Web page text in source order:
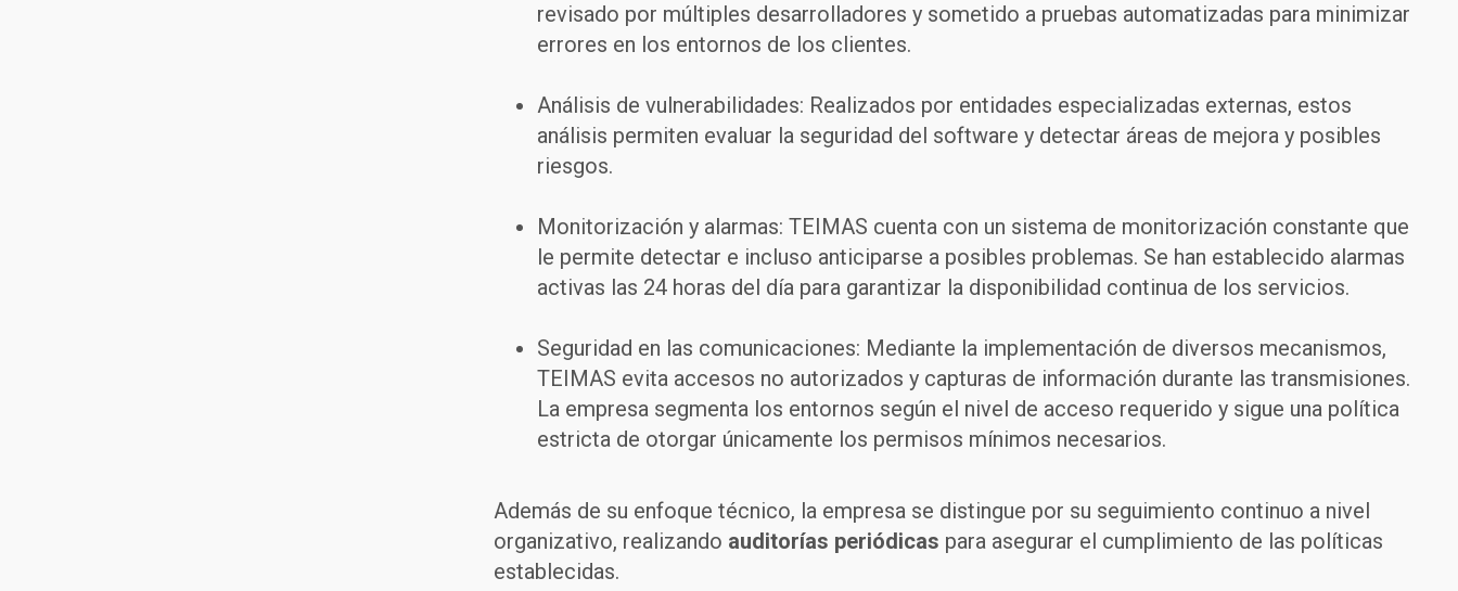
revisado por múltiples desarrolladores y sometido a pruebas automatizadas para minimizar
errores en los entornos de los clientes.
Análisis de vulnerabilidades: Realizados por entidades especializadas externas, estos
análisis permiten evaluar la seguridad del software y detectar áreas de mejora y posibles
riesgos.
Monitorización y alarmas: TEIMAS cuenta con un sistema de monitorización constante que
le permite detectar e incluso anticiparse a posibles problemas. Se han establecido alarmas
activas las 24 horas del día para garantizar la disponibilidad continua de los servicios.
Seguridad en las comunicaciones: Mediante la implementación de diversos mecanismos,
TEIMAS evita accesos no autorizados y capturas de información durante las transmisiones.
La empresa segmenta los entornos según el nivel de acceso requerido y sigue una política
estricta de otorgar únicamente los permisos mínimos necesarios.
Además de su enfoque técnico, la empresa se distingue por su seguimiento continuo a nivel
organizativo, realizando auditorías periódicas para asegurar el cumplimiento de las políticas
establecidas.